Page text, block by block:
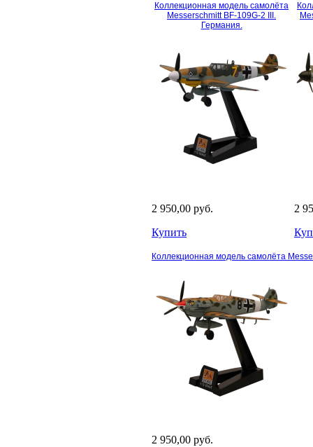
Коллекционная модель самолёта
Messerschmitt BF-109G-2 III.
Германия.
2 950,00 руб.
Купить
2
Коллекционная модель самолёта
2 950,00 руб.